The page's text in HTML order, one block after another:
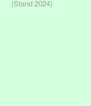
(Stand 2024)